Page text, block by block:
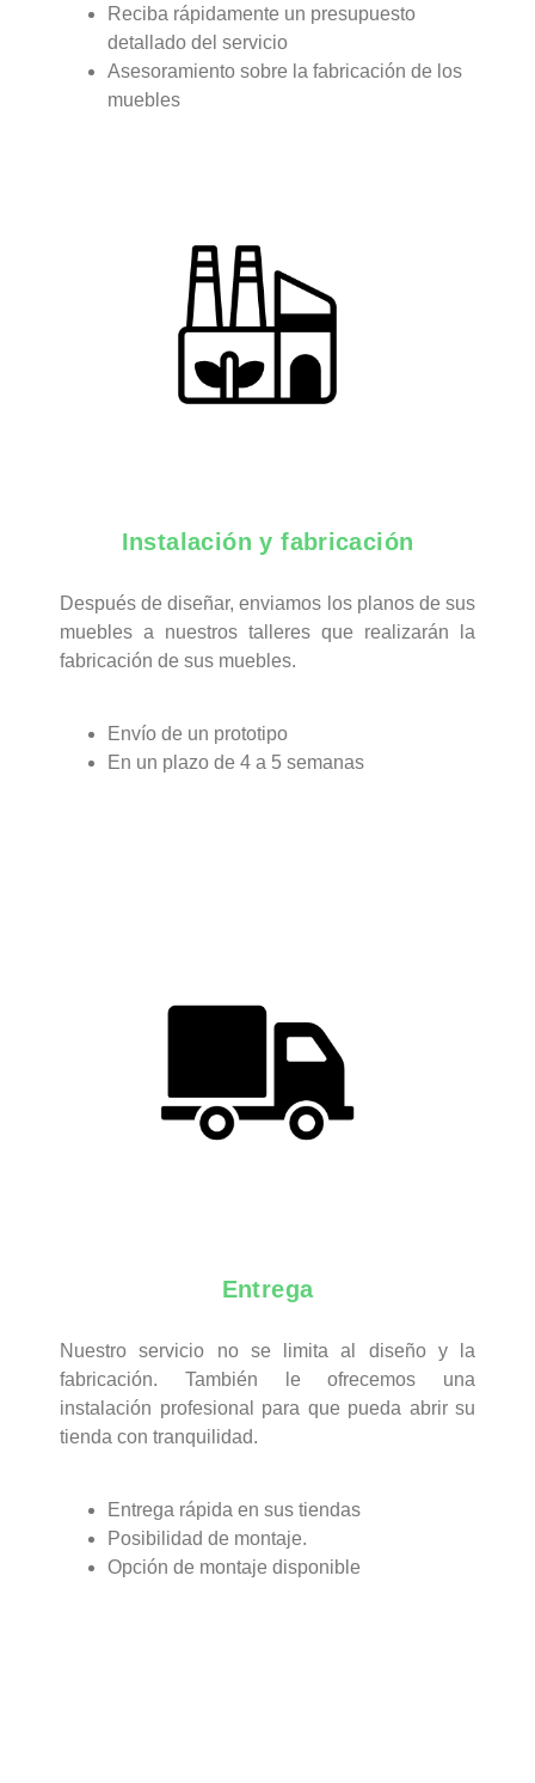
Reciba rápidamente un presupuesto
detallado del servicio
Asesoramiento sobre la fabricación de los
muebles
Instalación y fabricación
Después de diseñar, enviamos los planos de sus
muebles a nuestros talleres que realizarán la
fabricación de sus muebles.
Envío de un prototipo
En un plazo de 4 a 5 semanas
Entrega
Nuestro servicio no se limita al diseño y la
fabricación. También le ofrecemos una
instalación profesional para que pueda abrir su
tienda con tranquilidad.
Entrega rápida en sus tiendas
Posibilidad de montaje.
Opción de montaje disponible